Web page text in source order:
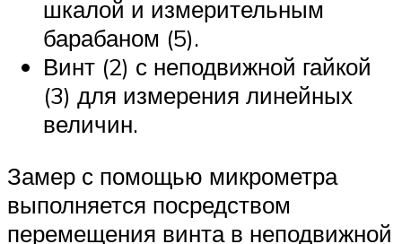
шкалой и измерительным
барабаном (5).
Винт (2) с неподвижной гайкой
(3) для измерения линейных
величин.
Замер с помощью микрометра
выполняется посредством
перемещения винта в неподвижной